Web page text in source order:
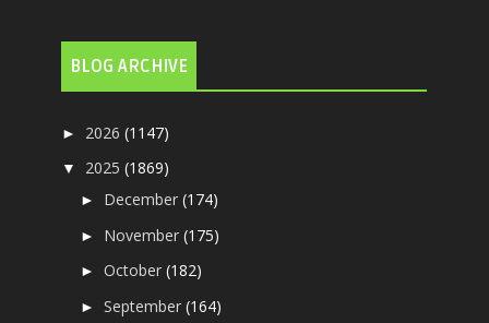
BLOG ARCHIVE
► 2026(1147)
▼ 2025(1869)
► December(174)
► November(175)
►October(182)
►September(164)